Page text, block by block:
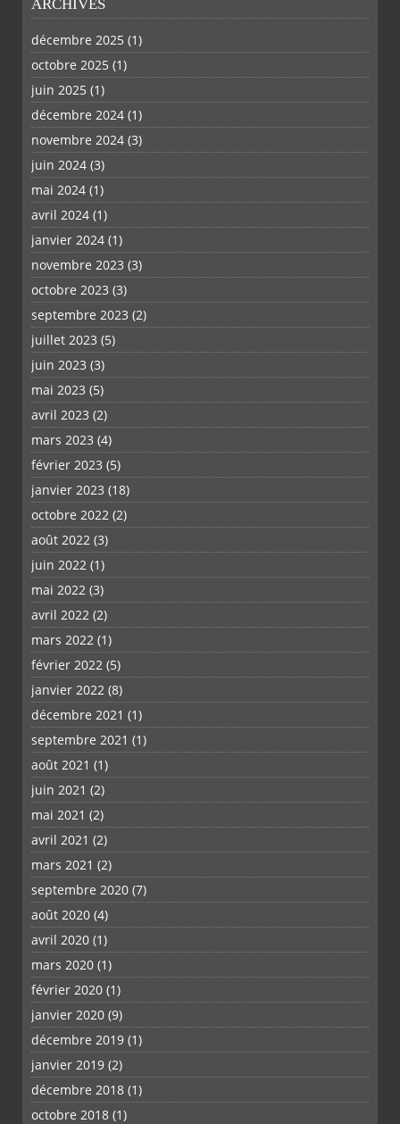
PLUS
PLUS
ARCHIVES
décembre 2025 (1)
octobre 2025 (1)
juin 2025 (1)
décembre 2024 (1)
novembre 2024 (3)
juin 2024 (3)
mai 2024 (1)
avril 2024 (1)
janvier 2024 (1)
novembre 2023 (3)
octobre 2023 (3)
septembre 2023 (2)
juillet 2023 (5)
juin 2023 (3)
mai 2023 (5)
avril 2023 (2)
mars 2023 (4)
février 2023 (5)
janvier 2023 (18)
octobre 2022 (2)
août 2022 (3)
juin 2022 (1)
mai 2022 (3)
avril 2022 (2)
mars 2022 (1)
février 2022 (5)
janvier 2022 (8)
décembre 2021 (1)
septembre 2021 (1)
août 2021 (1)
juin 2021 (2)
mai 2021 (2)
avril 2021 (2)
mars 2021 (2)
septembre 2020 (7)
août 2020 (4)
avril 2020 (1)
mars 2020 (1)
février 2020 (1)
janvier 2020 (9)
décembre 2019 (1)
janvier 2019 (2)
décembre 2018 (1)
octobre 2018 (1)